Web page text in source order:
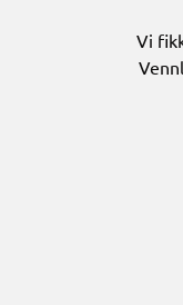
Vi